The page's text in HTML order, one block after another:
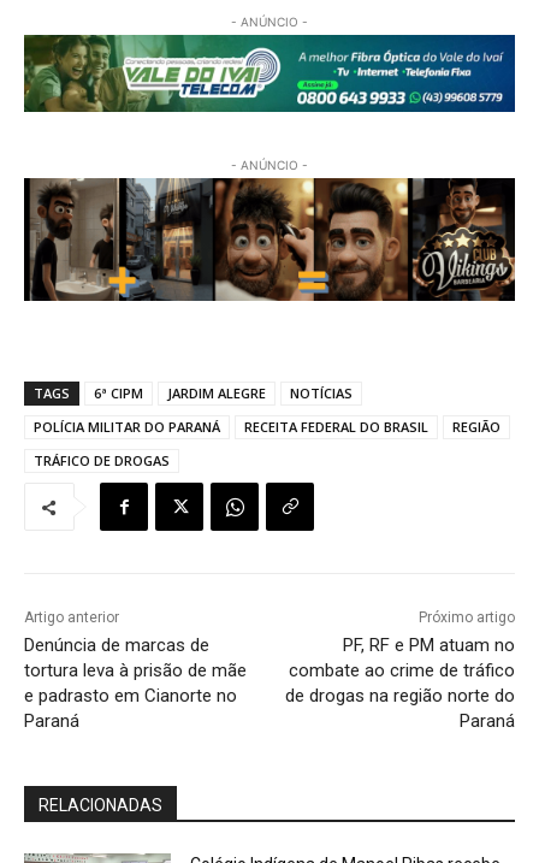
- ANÚNCIO -
- ANÚNCIO -
TAGS 6ª CIPM JARDIM ALEGRE
NOTÍCIAS
POLÍCIA MILITAR DO PARANÁ
RECEITA FEDERAL DO BRASIL
REGIÃO
TRÁFICO DE DROGAS
Artigo anterior
Denúncia de marcas de
tortura leva à prisão de mãe
e padrasto em Cianorte no
Paraná
Próximo artigo
PF, RF e PM atuam no
combate ao crime de tráfico
de drogas na região norte do
Paraná
RELACIONADAS